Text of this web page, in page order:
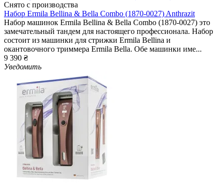
Снято с производства
Набор Ermila Bellina & Bella Combo (1870-0027) Anthrazit
Набор машинок Ermila Bellina & Bella Combo (1870-0027) это
замечательный тандем для настоящего профессионала. Набор
состоит из машинки для стрижки Ermila Bellina и
окантовочного триммера Ermila Bella. Обе машинки име...
9 390 ₴
Уведомить